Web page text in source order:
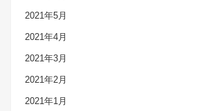
2021年5月
2021年4月
2021年3月
2021年2月
2021年1月